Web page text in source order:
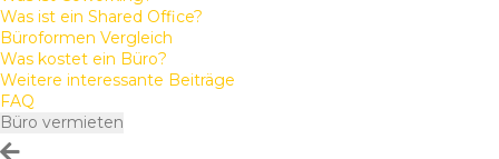
Was ist ein Shared Office?
Büroformen Vergleich
Was kostet ein Büro?
Weitere interessante Beiträge
FAQ
Büro vermieten